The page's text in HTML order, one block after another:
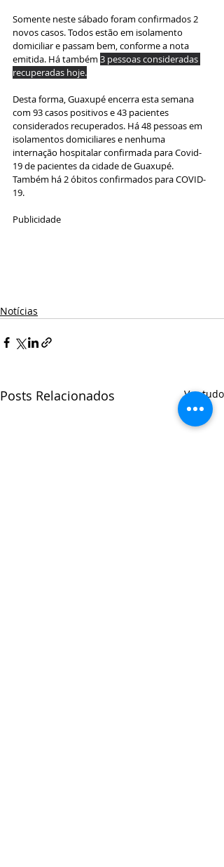
Somente neste sábado foram confirmados 2
novos casos. Todos estão em isolamento
domiciliar e passam bem, conforme a nota
emitida. Há também 3 pessoas consideradas
recuperadas hoje.
Desta forma, Guaxupé encerra esta semana
com 93 casos positivos e 43 pacientes
considerados recuperados. Há 48 pessoas em
isolamentos domiciliares e nenhuma
internação hospitalar confirmada para Covid-
19 de pacientes da cidade de Guaxupé.
Também há 2 óbitos confirmados para COVID-
19.
Publicidade
Notícias
Posts Relacionados Ver tudo